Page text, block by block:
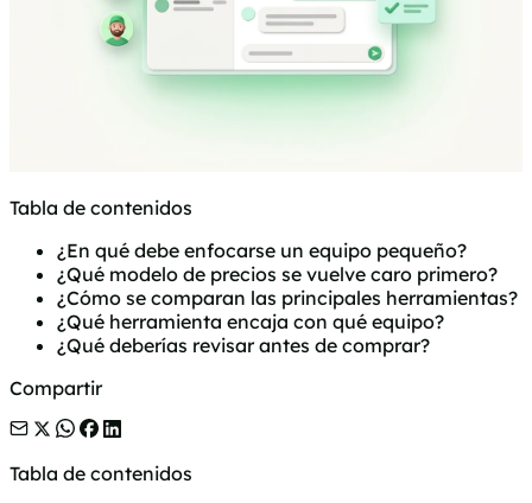
Tabla de contenidos
¿En qué debe enfocarse un equipo pequeño?
¿Qué modelo de precios se vuelve caro primero?
¿Cómo se comparan las principales herramientas?
¿Qué herramienta encaja con qué equipo?
¿Qué deberías revisar antes de comprar?
Compartir
Tabla de contenidos